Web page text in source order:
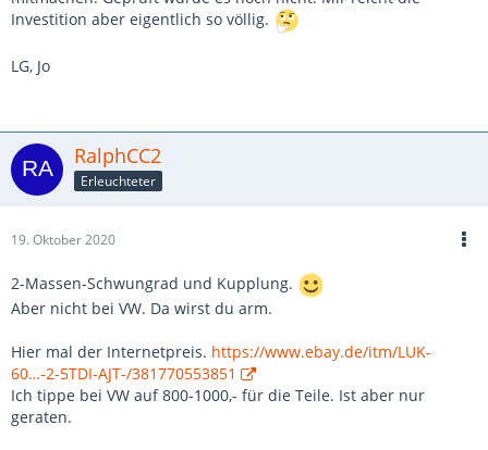
Investition aber eigentlich so völlig.
LG, Jo
RalphCC2
Erleuchteter
19. Oktober 2020
2-Massen-Schwungrad und Kupplung.
Aber nicht bei VW. Da wirst du arm.
Hier mal der Internetpreis. https://www.ebay.de/itm/LUK-
60…-2-5TDI-AJT-/381770553851
Ich tippe bei VW auf 800-1000,- für die Teile. Ist aber nur
geraten.